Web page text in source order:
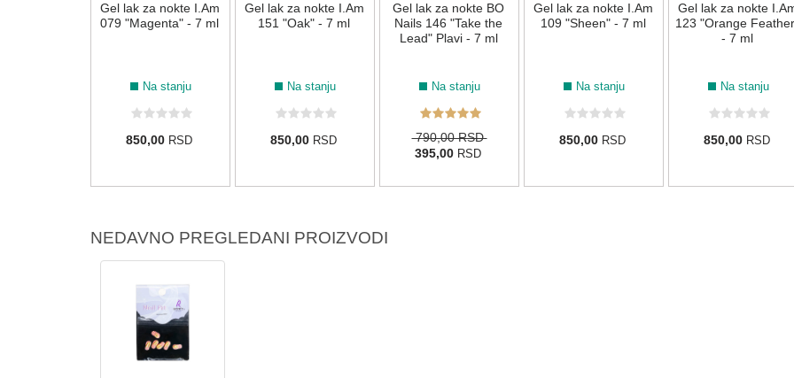
Gel lak za nokte I.Am
079 "Magenta" - 7 ml
Na stanju
850,00 RSD
Gel lak za nokte I.Am
151 "Oak" - 7 ml
Na stanju
850,00 RSD
Gel lak za nokte BO
Nails 146 "Take the
Lead" Plavi - 7 ml
Na stanju
790,00 RSD
395,00 RSD
Gel lak za nokte I.Am
109 "Sheen" - 7 ml
Na stanju
850,00 RSD
Gel lak za nokte
123 "Orange
- 7 ml
Na stanju
850,00 RSD
NEDAVNO PREGLEDANI PROIZVODI